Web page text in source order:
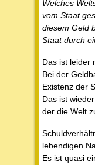
Welches
vom Staat
diesem Geld
Staat durch
Das ist leider
Bei der
Existenz der
Das ist
der die Welt
lebendigen
Es ist quasi